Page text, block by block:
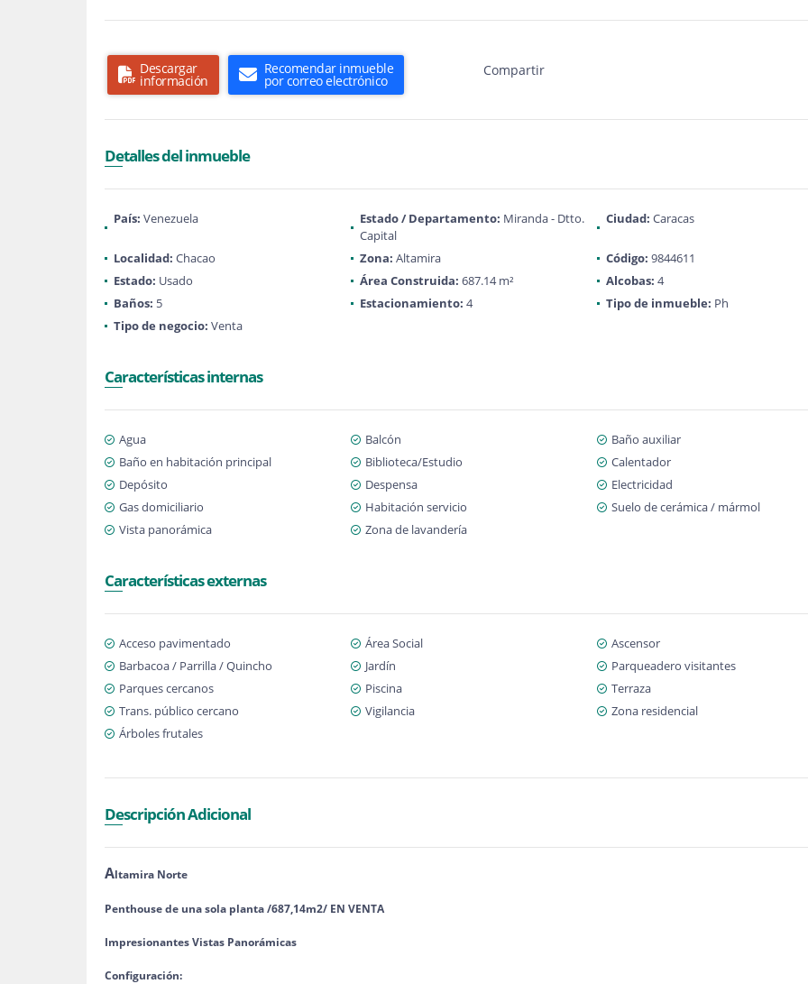
Descargar
información
Recomendar inmueble
por correo electrónico
Compartir
Detalles del inmueble
País: Venezuela Estado / Departamento: Miranda - Dtto.
Capital
Ciudad: Caracas
Localidad: Chacao Zona: Altamira Código: 9844611
Estado: Usado Área Construida: 687.14 m² Alcobas: 4
Baños: 5 Estacionamiento: 4 Tipo de inmueble: Ph
Tipo de negocio: Venta
Características internas
Agua Balcón
Baño auxiliar
Baño en habitación principal
Biblioteca/Estudio
Calentador
Depósito
Despensa
Electricidad
Gas domiciliario
Habitación servicio
Suelo de cerámica / mármol
Vista panorámica
Zona de lavandería
Características externas
Acceso pavimentado Área Social
Ascensor
Barbacoa / Parrilla / Quincho
Jardín
Parqueadero visitantes
Parques cercanos
Piscina
Terraza
Trans. público cercano
Vigilancia
Zona residencial
Árboles frutales
Descripción Adicional
Altamira Norte
Penthouse de una sola planta /687,14m2/ EN VENTA
Impresionantes Vistas Panorámicas
Configuración: